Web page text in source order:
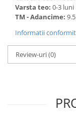
Masini electrice
Accesorii polizoare
banc
polizoare
Varsta teo: 0-3 luni
TM - Adancime:
Informatii
Review-uri(0)